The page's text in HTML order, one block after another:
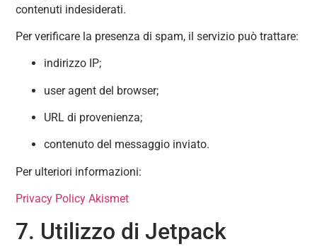
contenuti indesiderati.
Per verificare la presenza di spam, il servizio può trattare:
indirizzo IP;
user agent del browser;
URL di provenienza;
contenuto del messaggio inviato.
Per ulteriori informazioni:
Privacy Policy Akismet
7. Utilizzo di Jetpack